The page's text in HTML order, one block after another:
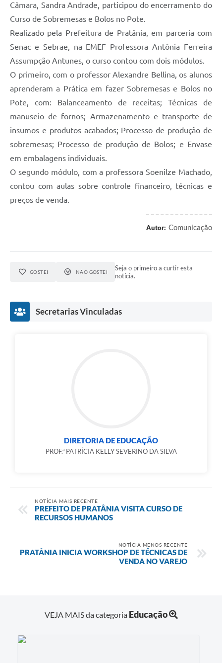
Câmara, Sandra Andrade, participou do encerramento do
Curso de Sobremesas e Bolos no Pote.
Realizado pela Prefeitura de Pratânia, em parceria com
Senac e Sebrae, na EMEF Professora Antônia Ferreira
Assumpção Antunes, o curso contou com dois módulos.
O primeiro, com o professor Alexandre Bellina, os alunos
aprenderam a Prática em fazer Sobremesas e Bolos no
Pote, com: Balanceamento de receitas; Técnicas de
manuseio de fornos; Armazenamento e transporte de
insumos e produtos acabados; Processo de produção de
sobremesas; Processo de produção de Bolos; e Envase
em embalagens individuais.
O segundo módulo, com a professora Soenilze Machado,
contou com aulas sobre controle financeiro, técnicas e
preços de venda.
Autor: Comunicação
GOSTEI NÃO GOSTEI
Seja o primeiro a curtir esta
notícia.
Secretarias Vinculadas
DIRETORIA DE EDUCAÇÃO
PROF.ª PATRÍCIA KELLY SEVERINO DA SILVA
NOTÍCIA MAIS RECENTE
PREFEITO DE PRATÂNIA VISITA CURSO DE
RECURSOS HUMANOS
NOTÍCIA MENOS RECENTE
PRATÂNIA INICIA WORKSHOP DE TÉCNICAS DE
VENDA NO VAREJO
VEJA MAIS da categoria Educação